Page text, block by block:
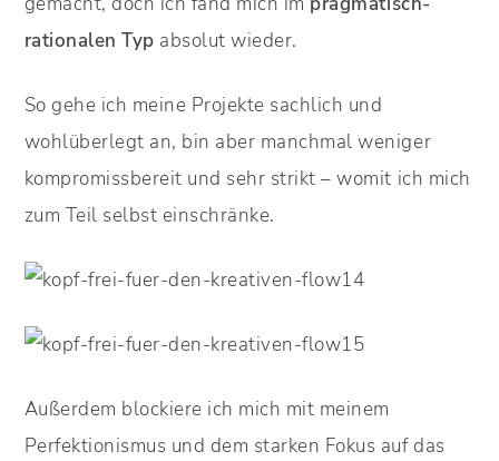
rationalen Typ absolut wieder.
So gehe ich meine Projekte sachlich und
wohlüberlegt an, bin aber manchmal weniger
kompromissbereit und sehr strikt – womit ich mich
zum Teil selbst einschränke.
Außerdem blockiere ich mich mit meinem
Perfektionismus und dem starken Fokus auf das